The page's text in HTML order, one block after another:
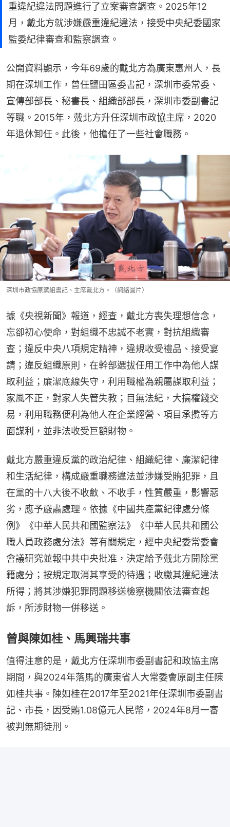
重違紀違法問題進行了立案審查調查。2025年12
月，戴北方就涉嫌嚴重違紀違法，接受中央紀委國家
監委紀律審查和監察調查。
公開資料顯示，今年69歲的戴北方為廣東惠州人，長
期在深圳工作，曾任鹽田區委書記，深圳市委常委、
宣傳部部長、秘書長、組織部部長，深圳市委副書記
等職。2015年，戴北方升任深圳市政協主席，2020
年退休卸任。此後，他擔任了一些社會職務。
深圳市政協原黨組書記、主席戴北方。（網絡圖片）
據《央視新聞》報道，經查，戴北方喪失理想信念，
忘卻初心使命，對組織不忠誠不老實，對抗組織審
查；違反中央八項規定精神，違規收受禮品、接受宴
請；違反組織原則，在幹部選拔任用工作中為他人謀
取利益；廉潔底線失守，利用職權為親屬謀取利益；
家風不正，對家人失管失教；目無法紀，大搞權錢交
易，利用職務便利為他人在企業經營、項目承攬等方
面謀利，並非法收受巨額財物。
戴北方嚴重違反黨的政治紀律、組織紀律、廉潔紀律
和生活紀律，構成嚴重職務違法並涉嫌受賄犯罪，且
在黨的十八大後不收斂、不收手，性質嚴重，影響惡
劣，應予嚴肅處理。依據《中國共產黨紀律處分條
例》《中華人民共和國監察法》《中華人民共和國公
職人員政務處分法》等有關規定，經中央紀委常委會
會議研究並報中共中央批准，決定給予戴北方開除黨
籍處分；按規定取消其享受的待遇；收繳其違紀違法
所得；將其涉嫌犯罪問題移送檢察機關依法審查起
訴，所涉財物一併移送。
曾與陳如桂、馬興瑞共事
值得注意的是，戴北方任深圳市委副書記和政協主席
期間，與2024年落馬的廣東省人大常委會原副主任陳
如桂共事。陳如桂在2017年至2021年任深圳市委副書
記、市長，因受賄1.08億元人民幣，2024年8月一審
被判無期徒刑。